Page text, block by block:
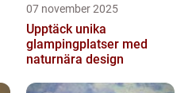
07 november 2025
Upptäck unika
glampingplatser med
naturnära design